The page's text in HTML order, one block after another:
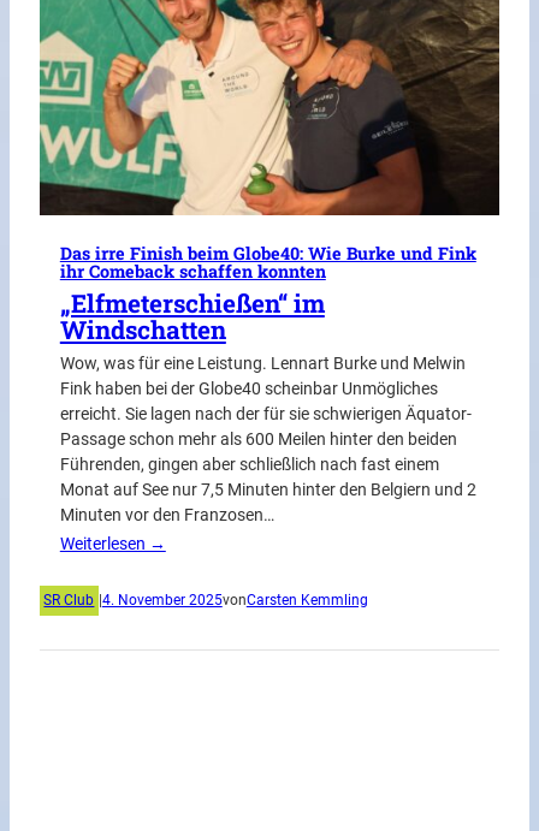
Das irre Finish beim Globe40: Wie Burke und Fink
ihr Comeback schaffen konnten
„Elfmeterschießen“ im
Windschatten
Wow, was für eine Leistung. Lennart Burke und Melwin
Fink haben bei der Globe40 scheinbar Unmögliches
erreicht. Sie lagen nach der für sie schwierigen Äquator-
Passage schon mehr als 600 Meilen hinter den beiden
Führenden, gingen aber schließlich nach fast einem
Monat auf See nur 7,5 Minuten hinter den Belgiern und 2
Minuten vor den Franzosen…
Weiterlesen →
SR Club 4. November 2025vonCarsten Kemmling